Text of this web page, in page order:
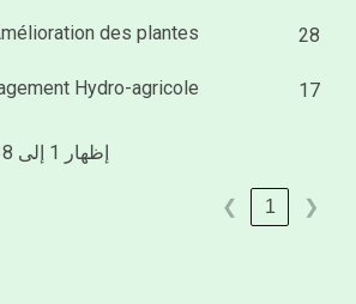
28
des plantes
17
Hydro-agricole
إظهار 1 إلى 38 من أصل 38 مُدخل
❮
1
❯